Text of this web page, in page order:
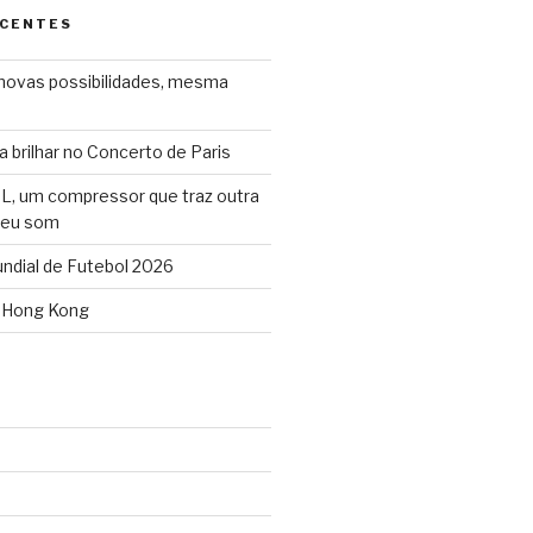
possibilidades, mesma
brilhar no Concerto de Paris
um compressor que traz outra
som
de Futebol 2026
Kong